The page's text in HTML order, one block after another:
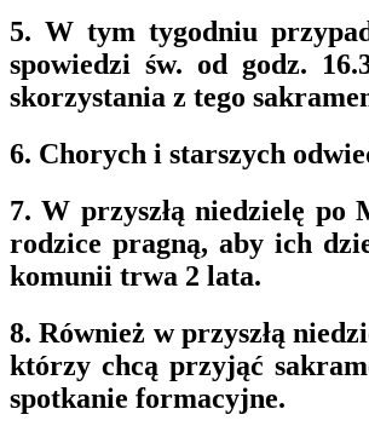
5. W tym tygodniu
spowiedzi św. od godz.
skorzystania z tego
6. Chorych i starszych
7. W przyszłą niedzielę po
rodzice pragną, aby ich
komunii trwa 2 lata.
8. Również w przyszłą
którzy chcą przyjąć
spotkanie formacyjne.